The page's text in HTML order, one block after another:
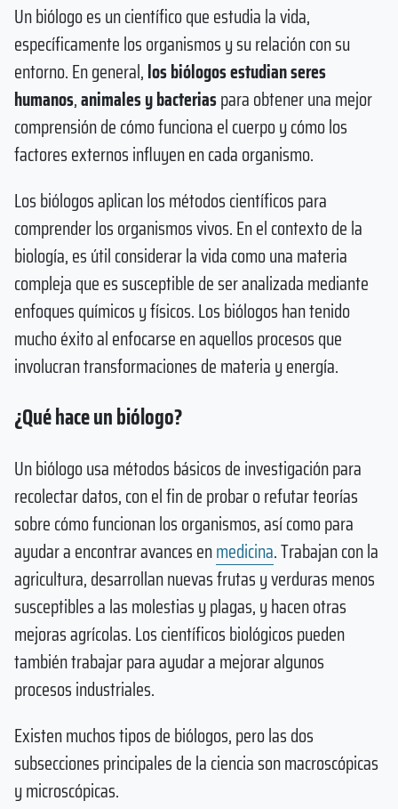
Un biólogo es un científico que estudia la vida,
específicamente los organismos y su relación con su
entorno. En general,los biólogos estudian seres
humanos,animales y bacteriaspara obtener una mejor
comprensión de cómo funciona el cuerpo y cómo los
factores externos influyen en cada organismo.
Los biólogos aplican los métodos científicos para
comprender los organismos vivos. En el contexto de la
biología, es útil considerar la vida como una materia
compleja que es susceptible de ser analizada mediante
enfoques químicos y físicos. Los biólogos han tenido
mucho éxito al enfocarse en aquellos procesos que
involucran transformaciones de materia y energía.
¿Qué hace un biólogo?
Un biólogo usa métodos básicos de investigación para
recolectar datos, con el fin de probar o refutar teorías
sobre cómo funcionan los organismos, así como para
ayudar a encontrar avances enmedicina. Trabajan con la
agricultura, desarrollan nuevas frutas y verduras menos
susceptibles a las molestias y plagas, y hacen otras
mejoras agrícolas. Los científicos biológicos pueden
también trabajar para ayudar a mejorar algunos
procesos industriales.
Existen muchos tipos de biólogos, pero las dos
subsecciones principales de la ciencia son macroscópicas
y microscópicas.